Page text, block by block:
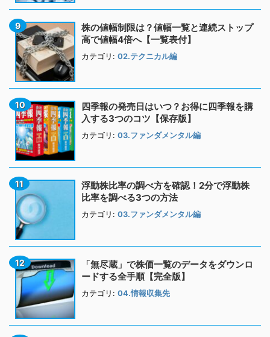
株の値幅制限は？値幅一覧と連続ストップ
高で値幅4倍へ【一覧表付】
カテゴリ: 02.テクニカル編
四季報の発売日はいつ？お得に四季報を購
入する3つのコツ【保存版】
カテゴリ: 03.ファンダメンタル編
浮動株比率の調べ方を確認！2分で浮動株
比率を調べる3つの方法
カテゴリ: 03.ファンダメンタル編
「無尽蔵」で株価一覧のデータをダウンロ
ードする全手順【完全版】
カテゴリ: 04.情報収集先